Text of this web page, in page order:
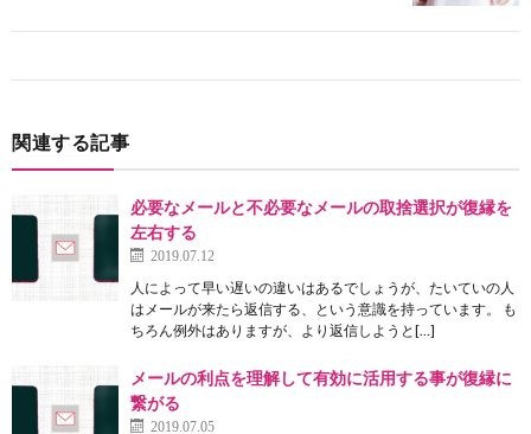
関連する記事
必要なメールと不必要なメールの取捨選択が復縁を
左右する
2019.07.12
人によって早い遅いの違いはあるでしょうが、たいていの人
はメールが来たら返信する、という意識を持っています。 も
ちろん例外はありますが、より返信しようと[…]
メールの利点を理解して有効に活用する事が復縁に
繋がる
2019.07.05